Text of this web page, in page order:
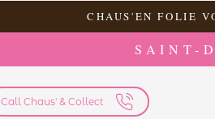
CHAUS'EN FOLIE
SAINT-
Call Chaus' & Collect